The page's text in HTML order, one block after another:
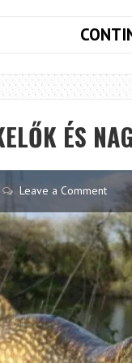
ÉS
Leave a Comment